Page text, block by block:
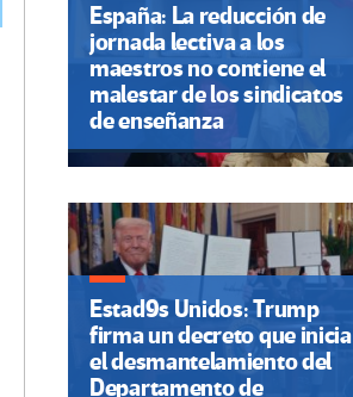
España: La reducción de
jornada lectiva a los
maestros no contiene el
malestar de los sindicatos
de enseñanza
Estad9s Unidos: Trump
firma un decreto que inicia
el desmantelamiento del
Departamento de